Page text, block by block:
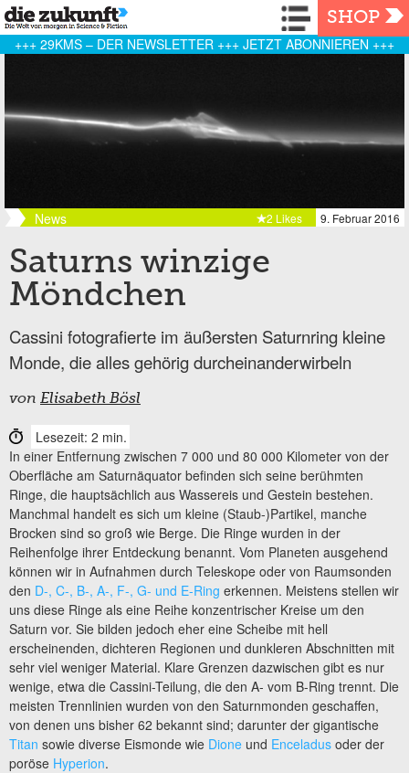
Navigation
SHOP
+++ 29KMS – DER NEWSLETTER +++ JETZT ABONNIEREN +++
News 9. Februar 2016
2 Likes
Saturns winzige
Möndchen
Cassini fotografierte im äußersten Saturnring kleine
Monde, die alles gehörig durcheinanderwirbeln
von Elisabeth Bösl
Lesezeit: 2 min.
In einer Entfernung zwischen 7 000 und 80 000 Kilometer von der
Oberfläche am Saturnäquator befinden sich seine berühmten
Ringe, die hauptsächlich aus Wassereis und Gestein bestehen.
Manchmal handelt es sich um kleine (Staub-)Partikel, manche
Brocken sind so groß wie Berge. Die Ringe wurden in der
Reihenfolge ihrer Entdeckung benannt. Vom Planeten ausgehend
können wir in Aufnahmen durch Teleskope oder von Raumsonden
den D-, C-, B-, A-, F-, G- und E-Ring erkennen. Meistens stellen wir
uns diese Ringe als eine Reihe konzentrischer Kreise um den
Saturn vor. Sie bilden jedoch eher eine Scheibe mit hell
erscheinenden, dichteren Regionen und dunkleren Abschnitten mit
sehr viel weniger Material. Klare Grenzen dazwischen gibt es nur
wenige, etwa die Cassini-Teilung, die den A- vom B-Ring trennt. Die
meisten Trennlinien wurden von den Saturnmonden geschaffen,
von denen uns bisher 62 bekannt sind; darunter der gigantische
Titan sowie diverse Eismonde wie Dione und Enceladus oder der
poröse Hyperion.